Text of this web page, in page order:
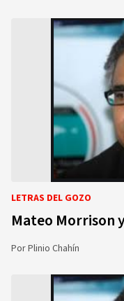
LETRAS DEL GOZO
Mateo Morrison
PorPlinio Chahín